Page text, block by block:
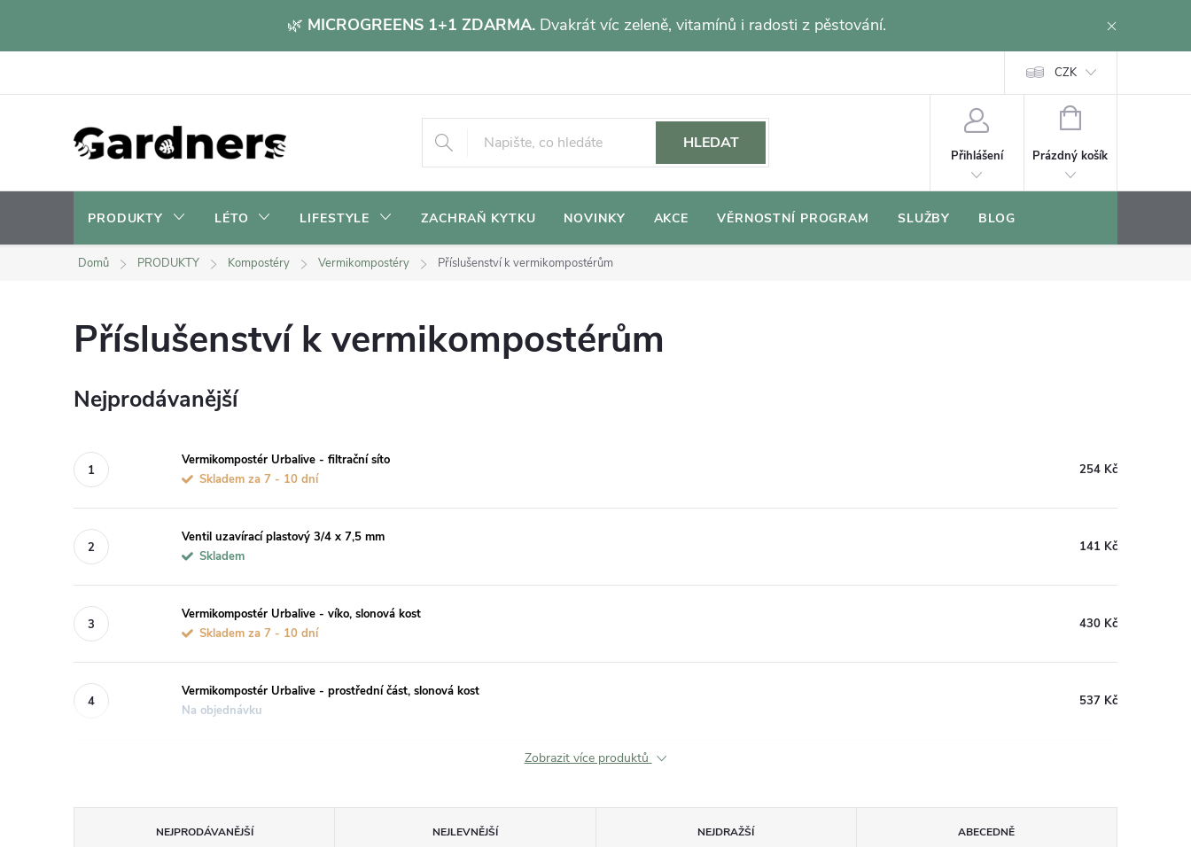
🌿 MICROGREENS 1+1 ZDARMA. Dvakrát víc zeleně, vitamínů i radosti z pěstování.
CZK
HLEDAT
Přihlášení
NÁKUPNÍ
Prázdný košík
PRODUKTY LÉTO LIFESTYLE ZACHRAŇ KYTKU NOVINKY AKCE VĚRNOSTNÍ PROGRAM SLUŽBY BLOG
Domů PRODUKTY Kompostéry Vermikompostéry Příslušenství k vermikompostérům
Příslušenství k vermikompostérům
Nejprodávanější
Vermikompostér Urbalive - filtrační síto
Skladem za 7 - 10 dní
254 Kč
Ventil uzavírací plastový 3/4 x 7,5 mm
Skladem
141 Kč
Vermikompostér Urbalive - víko, slonová kost
Skladem za 7 - 10 dní
430 Kč
Vermikompostér Urbalive - prostřední část, slonová kost
Na objednávku
537 Kč
Zobrazit více produktů
NEJPRODÁVANĚJŠÍ NEJLEVNĚJŠÍ NEJDRAŽŠÍ ABECEDNĚ